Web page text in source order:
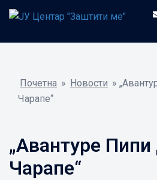
Skip
Почетна » Новости »
Чарапе“
„Авантуре Пипи
Чарапе“